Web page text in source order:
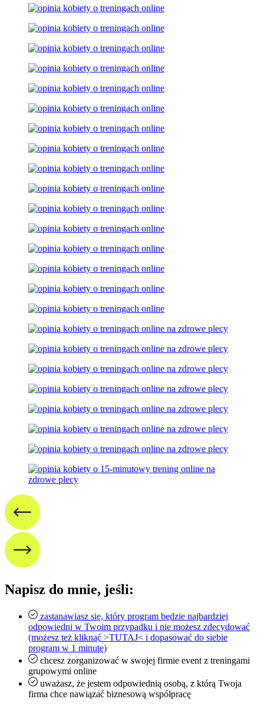
Napisz do mnie, jeśli:
zastanawiasz się, który program będzie najbardziej
odpowiedni w Twoim przypadku i nie możesz zdecydować
(możesz też kliknąć >TUTAJ< i dopasować do siebie
program w 1 minutę)
chcesz zorganizować w swojej firmie event z treningami
grupowymi online
uważasz, że jestem odpowiednią osobą, z którą Twoja
firma chce nawiązać biznesową współpracę